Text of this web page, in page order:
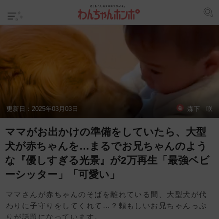
更新日： 2025年03月03日 森下 咲
ママがお出かけの準備をしていたら、大型
犬が赤ちゃんを…まるでお兄ちゃんのよう
な『優しすぎる光景』が2万再生「最強ベビ
ーシッター」「可愛い」
ママさんが赤ちゃんのそばを離れている間、大型犬が代
わりに子守りをしてくれて…？頼もしいお兄ちゃんっぷ
りが話題になっています。